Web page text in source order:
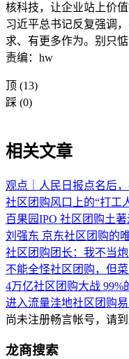
核科技，让企业站上价
习近平总书记反复强调
求、有更多作为。别只
责编：hw
顶 (13)
踩 (0)
相关文章
观点｜人民日报点名后
社区团购风口上的“打工
百果园IPO 社区团购土
刘强东 京东社区团购的
社区团购团长：我不当
不能全怪社区团购，但
4万亿社区团购大战 99%
进入流量洼地社区团购
尚未注册畅言帐号，请
龙商搜索